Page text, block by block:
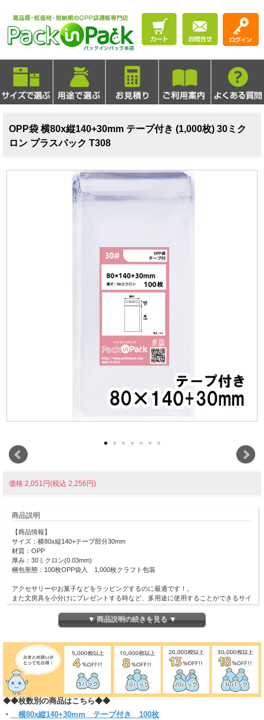
OPP袋 横80x縦140+30mm テープ付き (1,000枚) 30ミク
ロン プラスパック T308
価格:2,051円(税込 2,256円)
商品説明
【商品情報】
サイズ：横80x縦140+テープ部分30mm
材質：OPP
厚み：30ミクロン(0.03mm)
梱包形態：100枚OPP袋入 1,000枚クラフト包装
アクセサリーやお菓子などをラッピングするのに最適です！。
また文房具を小分けにプレゼントする時など、多用途に使用することができるサイ
ワンタッチで封のできるテープ付き。
まとわり付きのない帯電防止テープ使用です。
かめください)
▼ 商品説明の続きを見る ▼
◆◆枚数別の商品はこちら◆◆
・
横80x縦140+30mm テープ付き 100枚